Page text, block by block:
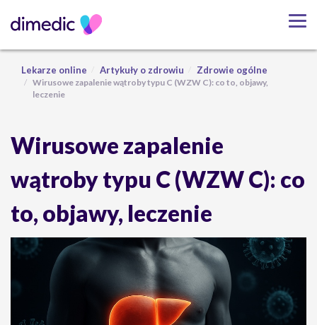
Lekarze online Artykuły o zdrowiu Zdrowie ogólne
Wirusowe zapalenie wątroby typu C (WZW C): co to, objawy,
leczenie
Wirusowe zapalenie
wątroby typu C (WZW C): co
to, objawy, leczenie